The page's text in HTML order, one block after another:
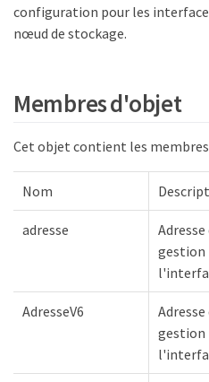
configuration pour les
nœud de stockage.
Membres d'objet
Cet objet contient les membres
Nom
adresse
Adresse
gestion
AdresseV6
Adresse
gestion